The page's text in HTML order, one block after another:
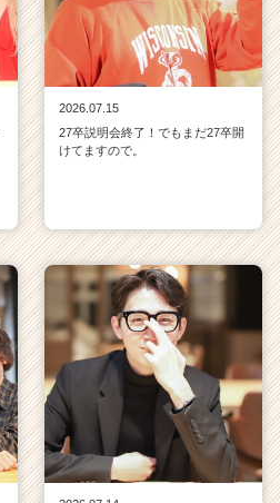
2026.07.15
27卒説明会終了！でもまだ27卒開
けてますので。